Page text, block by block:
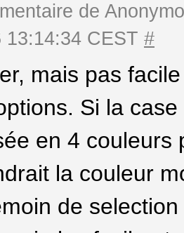
de
13:14:34 CEST #
mais pas
Si la
en 4 couleurs
la couleur
de